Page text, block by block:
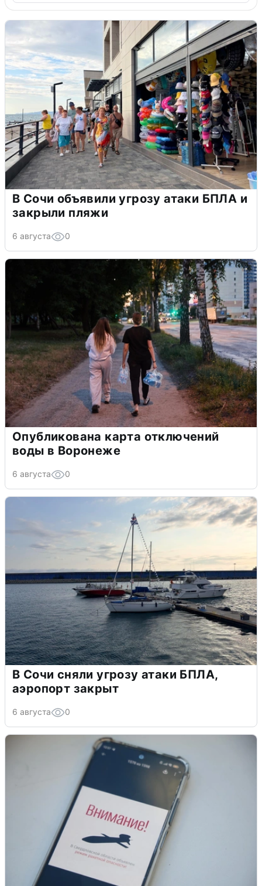
В Сочи объявили угрозу атаки БПЛА и
закрыли пляжи
6 августа 0
Опубликована карта отключений
воды в Воронеже
6 августа 0
В Сочи сняли угрозу атаки БПЛА,
аэропорт закрыт
6 августа 0